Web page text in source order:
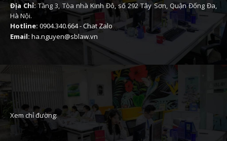
Địa Chỉ: Tầng 3, Tòa nhà Kinh Đô, số 292 Tây Sơn, Quận Đống Đa,
Hà Nội.
Hotline: 0904.340.664-Chat Zalo
Email: ha.nguyen@sblaw.vn
Xem chỉ đường: